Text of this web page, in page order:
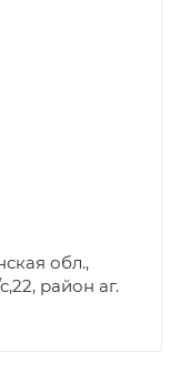
обл.,
район аг.